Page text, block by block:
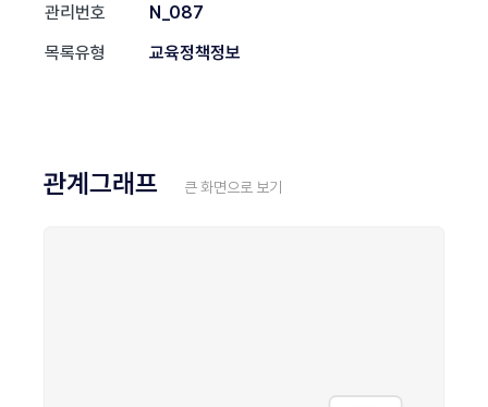
관리번호
N_087
목록유형
교육정책정보
관계그래프 큰 화면으로 보기